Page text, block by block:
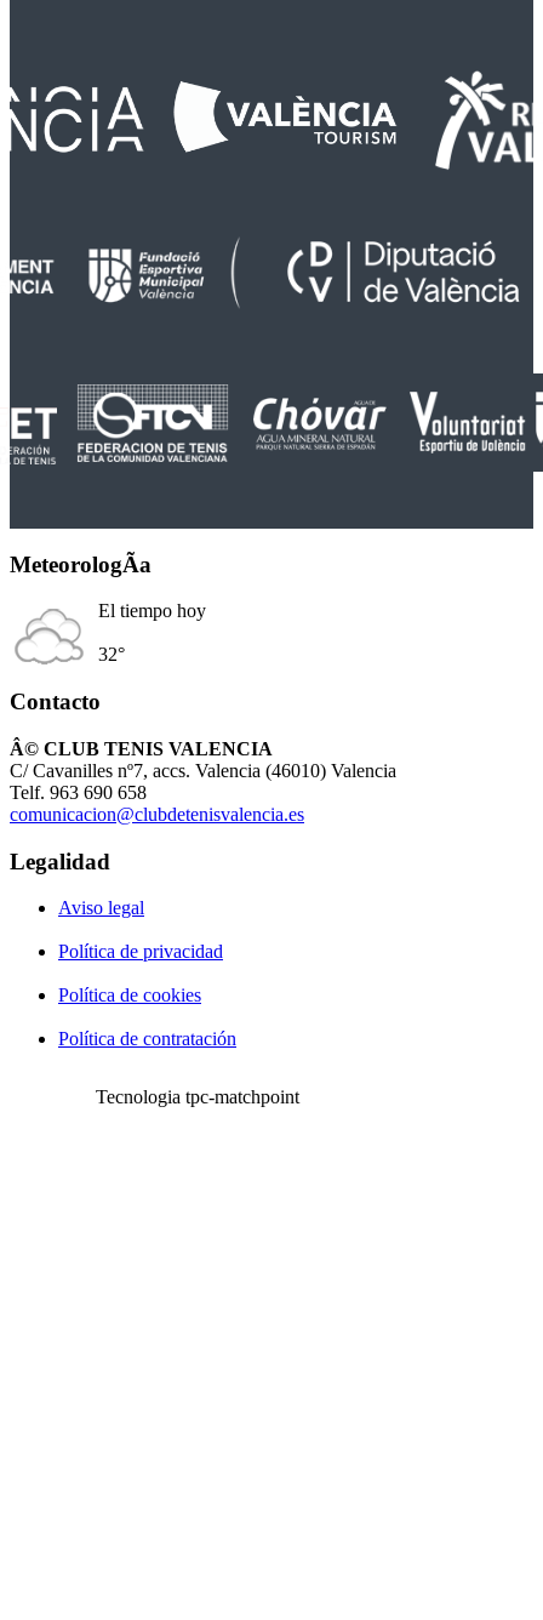
MeteorologÃ­a
El tiempo hoy
32°
Contacto
Â© CLUB TENIS VALENCIA
C/ Cavanilles nº7, accs. Valencia (46010) Valencia
Telf. 963 690 658
comunicacion@clubdetenisvalencia.es
Legalidad
Aviso legal
Política de privacidad
Política de cookies
Política de contratación
Tecnologia tpc-matchpoint